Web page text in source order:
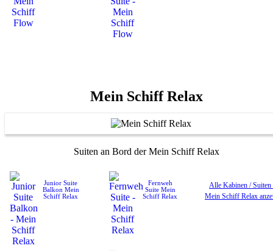
Mein Schiff Relax
Suiten an Bord der Mein Schiff Relax
Junior Suite
Balkon Mein
Schiff Relax
Fernweh
SuiteMein
Schiff Relax
Alle Kabinen / Suiten
Mein Schiff Relax